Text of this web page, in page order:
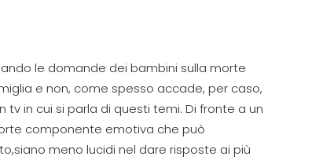
le domande dei bambini sulla morte
e non, come spesso accade, per caso,
in cui si parla di questi temi. Di fronte a un
componente emotiva che può
siano meno lucidi nel dare risposte ai più